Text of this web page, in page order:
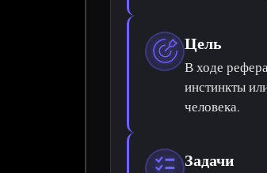
Цель
В ходе
инстинкты
человека.
Задачи